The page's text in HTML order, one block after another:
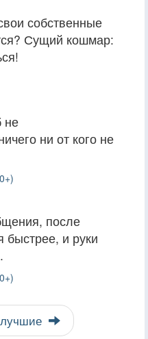
собственные
Сущий кошмар:
не
ни от кого не
после
быстрее, и руки